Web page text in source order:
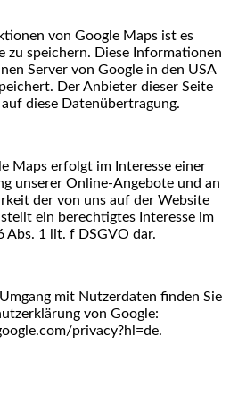
von Google Maps ist es
zu speichern. Diese Informationen
Server von Google in den USA
Der Anbieter dieser Seite
diese Datenübertragung.
Maps erfolgt im Interesse einer
unserer Online-Angebote und an
der von uns auf der Website
stellt ein berechtigtes Interesse im
Abs. 1 lit. f DSGVO dar.
mit Nutzerdaten finden Sie
von Google:
privacy?hl=de.